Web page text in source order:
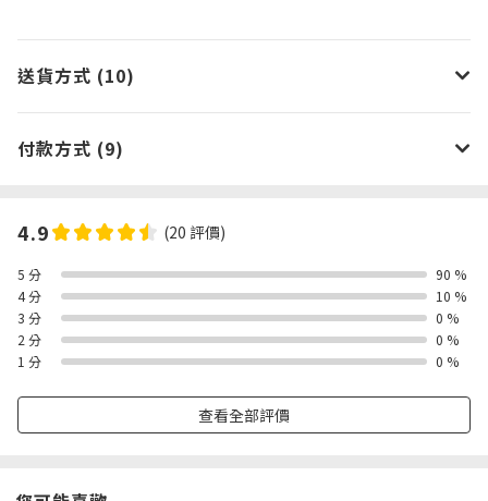
送貨方式 (10)
付款方式 (9)
4.9 (20 評價)
5 分
90 %
4 分
10 %
3 分
0 %
2 分
0 %
1 分
0 %
查看全部評價